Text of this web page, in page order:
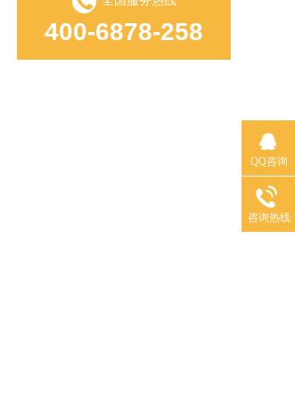
400-6878-258
QQ咨询
咨询热线